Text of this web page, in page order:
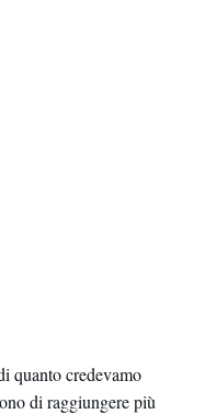
quanto credevamo
di raggiungere più